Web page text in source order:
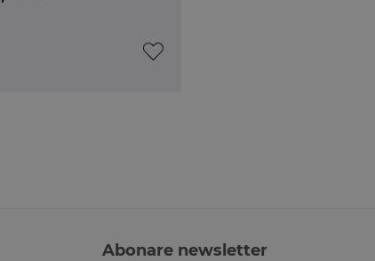
Abonare newsletter